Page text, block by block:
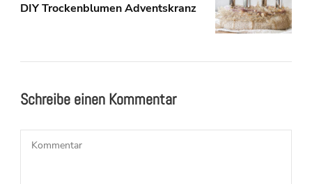
DIY Trockenblumen Adventskranz
Schreibe einen Kommentar